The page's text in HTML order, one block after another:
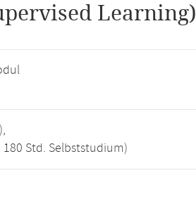
Learning)
Std. Selbststudium)